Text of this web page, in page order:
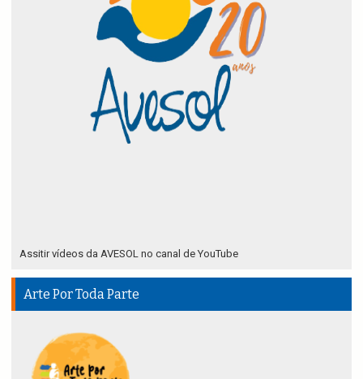
Assitir vídeos da AVESOL no canal de YouTube
Arte Por Toda Parte